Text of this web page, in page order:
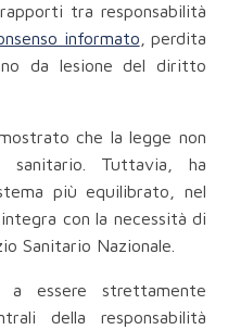
tra responsabilità
informato , perdita
da lesione del diritto
che la legge non
sanitario. Tuttavia, ha
più equilibrato, nel
con la necessità di
Sanitario Nazionale.
essere strettamente
della responsabilità